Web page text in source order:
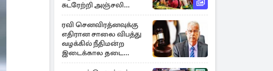
சுடரேற்றி அஞ்சலி
செலுத்திய மக்கள்
ரவி செனவிரத்னவுக்கு
எதிரான சாலை விபத்து
வழக்கில் நீதிமன்ற
இடைக்கால தடை
உத்தரவு!